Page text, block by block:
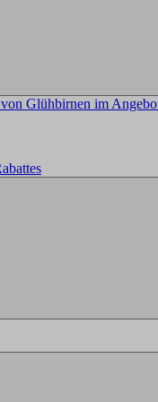
Glühbirnen im